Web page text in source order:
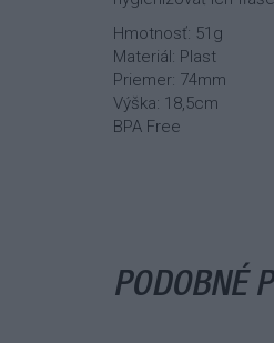
Hmotnosť: 51g
Materiál: Plast
Priemer: 74mm
Výška: 18,5cm
BPA Free
PODOBNÉ